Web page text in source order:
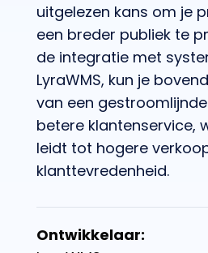
uitgelezen kans om je
een breder publiek te
de integratie met
LyraWMS, kun je
van een
betere klantenservice,
leidt tot hogere
klanttevredenheid.
Ontwikkelaar: